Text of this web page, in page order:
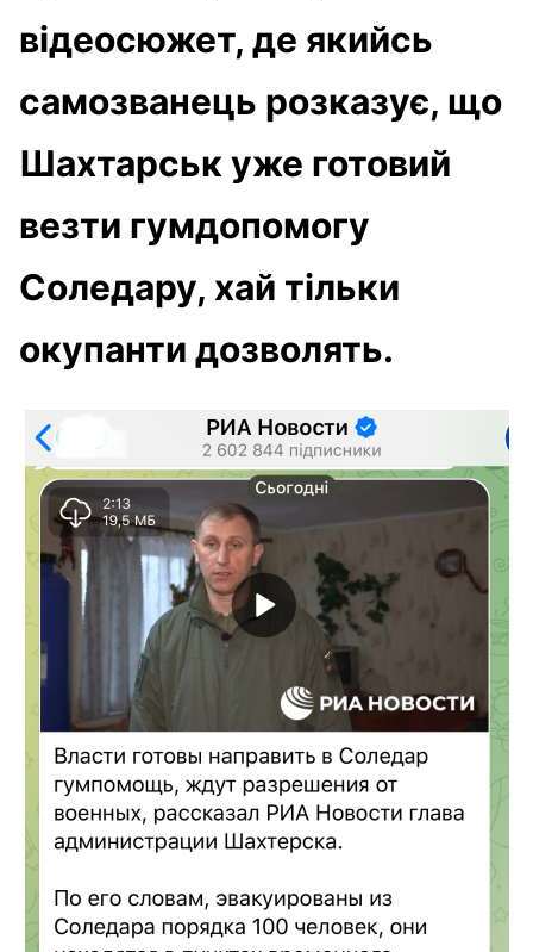
відеосюжет, де якийсь
самозванець розказує, що
Шахтарськ уже готовий
везти гумдопомогу
Соледару, хай тільки
окупанти дозволять.